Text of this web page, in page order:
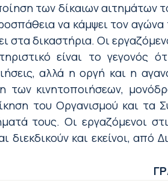
των δίκαιων αιτημάτων
να κάμψει τον
στα δικαστήρια. Οι
είναι το γεγονός
αλλά η οργή και η
των κινητοποιήσεων,
του Οργανισμού και τα
τους. Οι εργαζόμενοι
διεκδικούν και εκείνοι, από